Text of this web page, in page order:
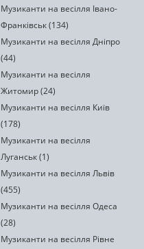
Музиканти на весілля Івано-
Франківськ (134)
Музиканти на весілля Дніпро
(44)
Музиканти на весілля
Житомир (24)
Музиканти на весілля Київ
(178)
Музиканти на весілля
Луганськ (1)
Музиканти на весілля Львів
(455)
Музиканти на весілля Одеса
(28)
Музиканти на весілля Рівне